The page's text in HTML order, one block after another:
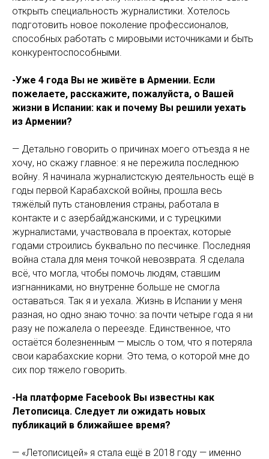
открыть специальность журналистики. Хотелось
подготовить новое поколение профессионалов,
способных работать с мировыми источниками и быть
конкурентоспособными.
-Уже 4 года Вы не живёте в Армении. Если
пожелаете, расскажите, пожалуйста, о Вашей
жизни в Испании: как и почему Вы решили уехать
из Армении?
— Детально говорить о причинах моего отъезда я не
хочу, но скажу главное: я не пережила последнюю
войну. Я начинала журналистскую деятельность ещё в
годы первой Карабахской войны, прошла весь
тяжёлый путь становления страны, работала в
контакте и с азербайджанскими, и с турецкими
журналистами, участвовала в проектах, которые
годами строились буквально по песчинке. Последняя
война стала для меня точкой невозврата. Я сделала
всё, что могла, чтобы помочь людям, ставшим
изгнанниками, но внутренне больше не смогла
оставаться. Так я и уехала. Жизнь в Испании у меня
разная, но одно знаю точно: за почти четыре года я ни
разу не пожалела о переезде. Единственное, что
остаётся болезненным — мысль о том, что я потеряла
свои карабахские корни. Это тема, о которой мне до
сих пор тяжело говорить.
-На платформе Facebook Вы известны как
Летописица. Следует ли ожидать новых
публикаций в ближайшее время?
— «Летописицей» я стала ещё в 2018 году — именно